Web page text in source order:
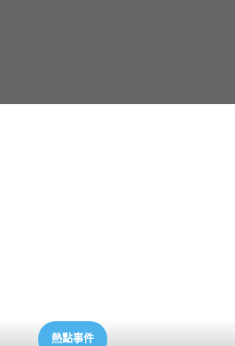
熱點事件